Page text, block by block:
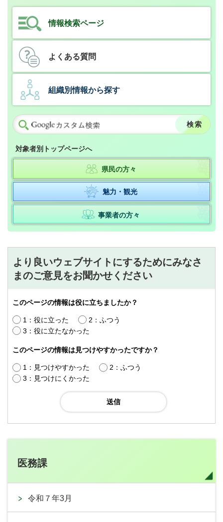
情報検索ページ
よくある質問
組織別情報から探す
対象者別トップページへ
県民の方々
魅力・観光
事業者の方々
より良いウェブサイトにするためにみなさ
まのご意見をお聞かせください
このページの情報は役に立ちましたか？
1：役に立った
2：ふつう
3：役に立たなかった
このページの情報は見つけやすかったですか？
1：見つけやすかった
2：ふつう
3：見つけにくかった
医務課
令和７年3月